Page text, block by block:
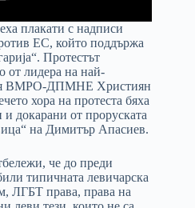
плакати с надписи
ЕС, който поддържа
Протестът
от лидера на най-
ВМРО-ДПМНЕ Християн
хора на протеста бяха
и докарани от проруската
на Димитър Апасиев.
че до преди
типичната левичарска
ЛГБТ права, права на